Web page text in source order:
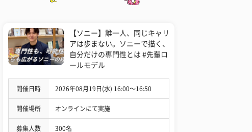
【ソニー】誰一人、同じキャリ
アは歩まない。ソニーで描く、
自分だけの専門性とは #先輩ロ
ールモデル
開催日時 2026年08月19日(水) 16:00〜16:50
開催場所 オンラインにて実施
募集人数 300名